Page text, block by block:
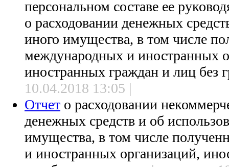
персональном составе ее
о расходовании денежных
иного имущества, в том числе
международных и иностранных
иностранных граждан и лиц без
10.04.2018 13:05 |
Отчет о расходовании
денежных средств и об
имущества, в том числе
и иностранных организаций,